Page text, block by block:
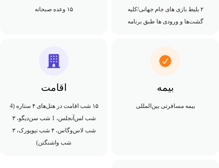
۲ بلیط بازی های جام جهانی/کلیه
گشت‌ها و ورودی ها طبق برنامه
۱۵ وعده صبحانه
بیمه
بیمه مسافرتی بین‌المللی
اقامت
۱۵ شب اقامت در هتل‌های ۴ ستاره (4
شب لس‌آنجلس، 1 شب سن‌دیگو، ۳
شب لاس‌وگاس، ۴ شب نیویورک، ۳
شب واشنگتن)